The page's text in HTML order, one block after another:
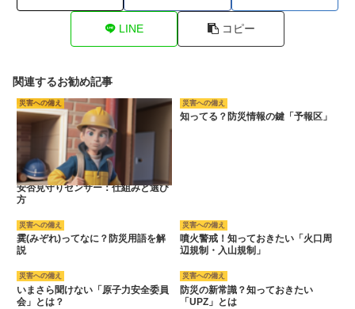
LINE コピー
関連するお勧め記事
災害への備え
安否見守りセンサー：仕組みと選び
方
災害への備え
知ってる？防災情報の鍵「予報区」
災害への備え
霙(みぞれ)ってなに？防災用語を解
説
災害への備え
噴火警戒！知っておきたい「火口周
辺規制・入山規制」
災害への備え
いまさら聞けない「原子力安全委員
会」とは？
災害への備え
防災の新常識？知っておきたい
「UPZ」とは